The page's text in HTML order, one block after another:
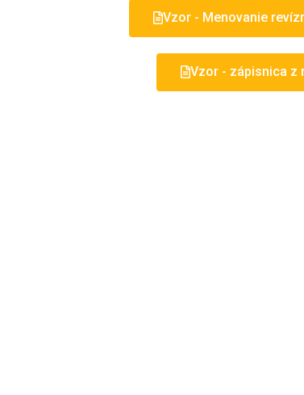
Vzor - Menovanie
Vzor - zápisnica z